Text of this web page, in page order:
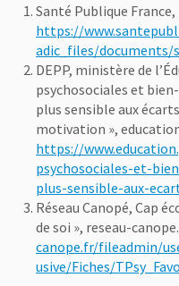
Santé Publique
https://
adic_files/documents/
DEPP, ministère de
psychosociales et
plus sensible aux
motivation »,
https://
psychosociales-et-
plus-sensible-aux-
Réseau Canopé, Cap
de soi », reseau-
canope.fr/fileadmin/
usive/Fiches/